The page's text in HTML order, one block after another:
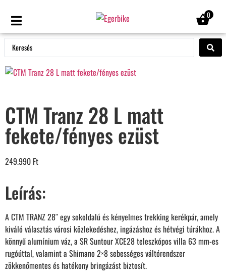
0
CTM Tranz 28 L matt
fekete/fényes ezüst
249.990 Ft
Leírás:
A CTM TRANZ 28″ egy sokoldalú és kényelmes trekking kerékpár, amely
kiváló választás városi közlekedéshez, ingázáshoz és hétvégi túrákhoz. A
könnyű alumínium váz, a SR Suntour XCE28 teleszkópos villa 63 mm-es
rugóúttal, valamint a Shimano 2×8 sebességes váltórendszer
zökkenőmentes és hatékony bringázást biztosít.